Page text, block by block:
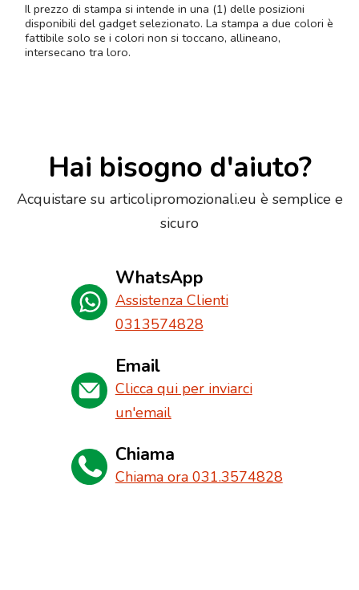
Il prezzo di stampa si intende in una (1) delle posizioni
disponibili del gadget selezionato. La stampa a due colori è
fattibile solo se i colori non si toccano, allineano,
intersecano tra loro.
Hai bisogno d'aiuto?
Acquistare su articolipromozionali.eu è semplice e
sicuro
WhatsApp
Assistenza Clienti
0313574828
Email
Clicca qui per inviarci
un'email
Chiama
Chiama ora 031.3574828